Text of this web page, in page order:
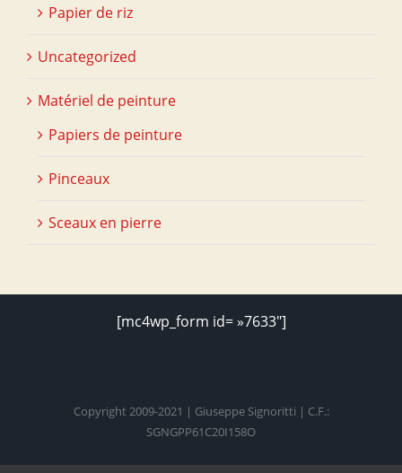
Papier de riz
Uncategorized
Matériel de peinture
Papiers de peinture
Pinceaux
Sceaux en pierre
[mc4wp_form id= »7633″]
Copyright 2009-2021 | Giuseppe Signoritti | C.F.:
SGNGPP61C20I158O